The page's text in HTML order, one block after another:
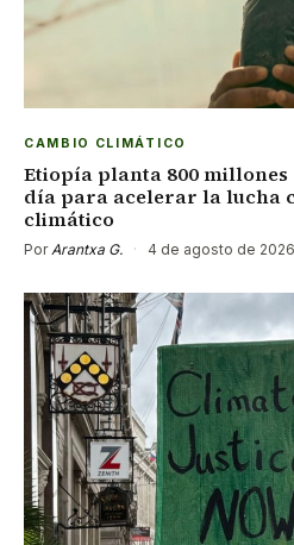
CAMBIO CLIMÁTICO
Etiopía planta 800 millones
día para acelerar la lucha
climático
Por Arantxa G. · 4 de agosto de